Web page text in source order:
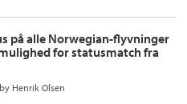
på alle Norwegian-flyvninger
for statusmatch fra
by Henrik Olsen